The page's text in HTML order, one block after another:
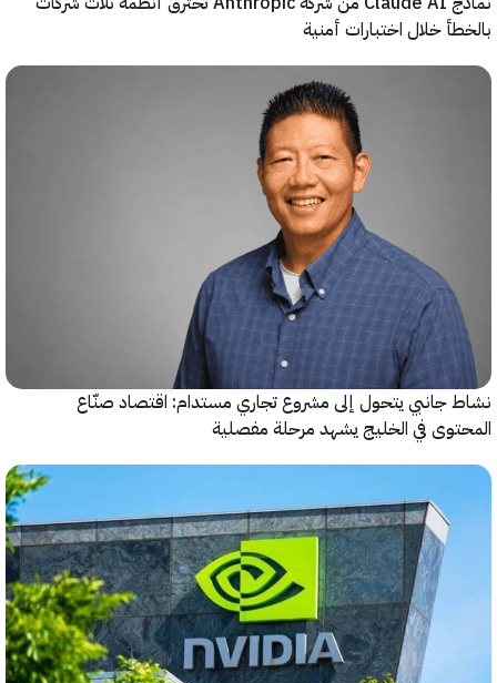
خلال اختبارات أمنية
جانبي يتحول إلى مشروع تجاري مستدام: اقتصاد صنّاع
في الخليج يشهد مرحلة مفصلية